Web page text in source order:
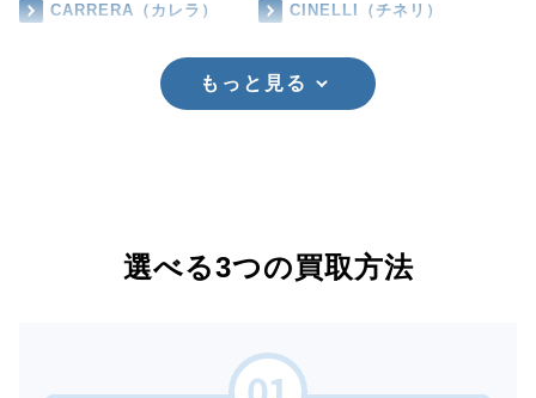
CARRERA（カレラ） CINELLI（チネリ）
もっと見る
選べる3つの買取方法